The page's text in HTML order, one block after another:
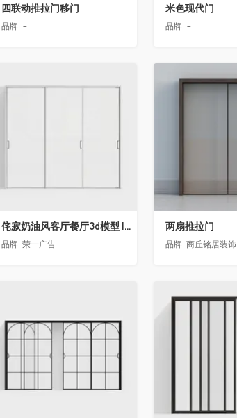
四联动推拉门移门
品牌: -
米色现代门
品牌: -
侘寂奶油风客厅餐厅3d模型 ID-12037222移门
品牌: 荣一广告
收藏
两扇推拉门
品牌:商丘铭居装饰
收藏